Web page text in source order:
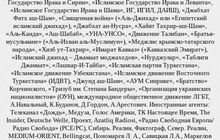
Государство Ирака и Сирии», «Исламское Государство Ирака и Леванта»,
«Исламское Государство Ирака и Шама», ИГ, ИГИЛ, ДАИШ), «Джабхат
Фатх аш-Шам», «Священная война» («Аль-Джихад» или «Египетский
исламский джихад»), «Джабхат ан-Нусра», «Хайят Тахрир-аш-Шам»,
«Аль-Каида», «Аш-Шабаб», «УНА-УНСО», «Движение Талибан», «Братья-
мусульмане» («Аль-Ихван аль-Муслимун»), «Меджлис крымско-татарского
народа», «Хизб ут-Тахрир», «Имарат Кавказ» («Кавказский Эмират»),
«Исламский джихад – Джамаат моджахедов», «Нурджулар», «Таблиги
Джамаат», «Лашкар-И-Тайба», «Исламская партия Туркестана»,
«Исламское движение Узбекистана», «Исламское движение Восточного
Туркестана» (ИДВТ), «Джунд аш-Шам», «АУМ Синрике», «Братство»
Корчинского, «Тризуб им. Степана Бандеры», «Организация украинских
националистов» (ОУН), международное общественное движение ЛГБТ,
А.Навальный, К.Буданов, Д.Гордон, А.Арестович. Иностранные агенты:
Телеканал «Дождь», Медуза, Голос Америки, ТК Настоящее Время, The
Insider, Deutsche Welle, Проект, Azatliq Radiosi, «Радио Свободная Европа/
Радио Свобода» (PCE/PC), Сибирь. Реалии, Фактограф, Север. Реалии,
MEDIUM-ORIENT, Bellingcat, Пономарев Л. А., Савицкая Л.А., Маркелов